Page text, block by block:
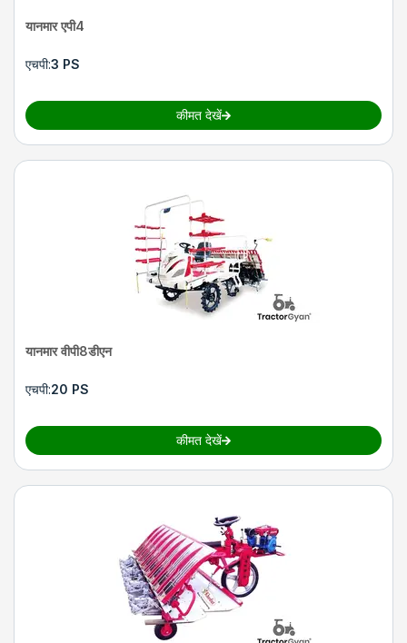
यानमार एपी4
एचपी:3 PS
कीमत देखें
यानमार वीपी8डीएन
एचपी:20 PS
कीमत देखें